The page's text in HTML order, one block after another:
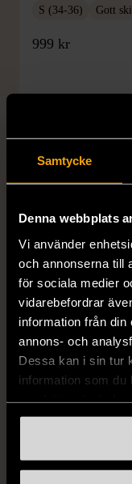
Samtycke
Denna webbplats
Vi använder
och annonserna till
för sociala medier
vidarebefordrar
information från din
annons- och
Dessa kan i sin tur
information som du
S (34-36) Gott
999 kr
1/5
DOBBER
Dobber - Beige
med resårmidja
läderimitation
179 kr